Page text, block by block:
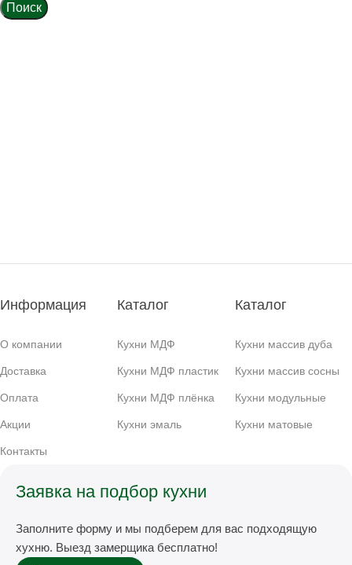
Поиск
Информация
О компании
Доставка
Оплата
Акции
Контакты
Каталог
Кухни МДФ
Кухни МДФ пластик
Кухни МДФ плёнка
Кухни эмаль
Каталог
Кухни массив дуба
Кухни массив сосны
Кухни модульные
Кухни матовые
Заявка на подбор кухни
Заполните форму и мы подберем для вас подходящую
хухню. Выезд замерщика бесплатно!